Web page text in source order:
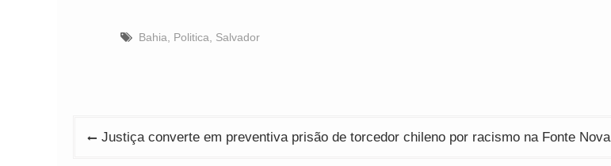
Bahia Politica Salvador
Navegação
Justiça converte em preventiva prisão de torcedor chileno por racismo na Fonte Nova